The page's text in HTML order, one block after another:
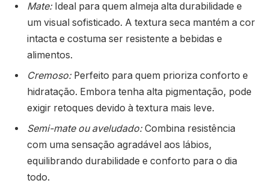
Mate: Ideal para quem almeja alta durabilidade e
um visual sofisticado. A textura seca mantém a cor
intacta e costuma ser resistente a bebidas e
alimentos.
Cremoso: Perfeito para quem prioriza conforto e
hidratação. Embora tenha alta pigmentação, pode
exigir retoques devido à textura mais leve.
Semi-mate ou aveludado:Combina resistência
com uma sensação agradável aos lábios,
equilibrando durabilidade e conforto para o dia
todo.